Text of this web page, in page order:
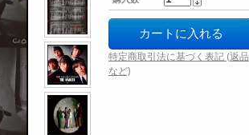
特定商取引法に基づく表記 (返品
など)